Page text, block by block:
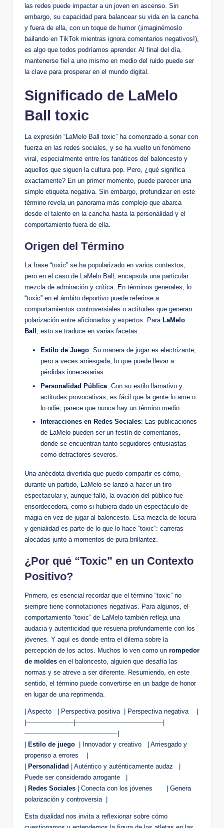
las redes⁣ puede impactar a un joven en ascenso. Sin
embargo, su capacidad para balancear su vida en la cancha
y fuera de ella, con un toque de humor (¡imaginémoslo
bailando en TikTok mientras ​ignora comentarios negativos!),
es algo ⁢que todos⁤ podríamos​ aprender. Al ⁣final ‌del día,
mantenerse fiel a ‍uno mismo en medio del ruido puede ser
la clave para prosperar ⁤en‌ el⁤ mundo digital.
Significado de LaMelo
Ball toxic
La expresión “LaMelo Ball toxic” ha comenzado‌ a ⁣sonar con⁤
fuerza ​en⁢ las redes sociales, y ​se‌ ha vuelto un fenómeno
viral, especialmente ‍entre los fanáticos⁤ del baloncesto y
‍aquellos que siguen la cultura pop. Pero, ¿qué‍ significa
exactamente? En un ‍primer ⁣momento, puede parecer una
‍simple ⁣etiqueta negativa. Sin embargo, profundizar en este
término revela un panorama ‍más complejo que abarca​
desde el⁣ talento en la cancha hasta la personalidad y el
comportamiento fuera de ella.
Origen del Término
La frase “toxic” se ha popularizado en ‍varios⁤ contextos,
pero en el ⁣caso de LaMelo Ball,⁣ encapsula una particular
mezcla de admiración ​y crítica. En términos⁤ generales, lo
“toxic” en el ⁣ámbito ⁤deportivo puede referirse​ a
comportamientos controversiales o actitudes que generan
polarización entre ⁣aficionados y expertos. Para⁤ LaMelo
Ball , ⁤esto se⁣ traduce en varias facetas:
Estilo de Juego:⁢ Su manera de jugar es ‍electrizante,
pero a veces arriesgada, lo que puede llevar ⁢a⁣
pérdidas innecesarias.
Personalidad Pública:‌ Con su estilo llamativo y
actitudes provocativas, es fácil​ que​ la gente lo‌ ame o
lo odie, parece que nunca hay un término medio.
Interacciones en⁢ Redes Sociales:⁤ Las publicaciones
de LaMelo pueden ser​ un festín de comentarios,
donde se encuentran tanto seguidores entusiastas
como detractores severos.
Una anécdota divertida que puedo compartir es cómo,
durante un partido, LaMelo se lanzó a hacer ⁣un⁣ tiro
espectacular y, aunque falló, la ovación del público fue
ensordecedora, ⁢como si hubiera⁣ dado‌ un espectáculo de
magia en vez de jugar al baloncesto. Esa mezcla⁣ de locura
y genialidad es parte ‌de lo que lo⁢ hace “toxic”: carreras
alocadas junto a momentos de pura‍ brillantez.
¿Por qué “Toxic” en un Contexto
Positivo?
Primero, es‌ esencial ⁢recordar que el término “toxic” no
siempre tiene connotaciones negativas. Para algunos, el
⁣comportamiento “toxic” de LaMelo ⁣también refleja una
audacia y autenticidad que resuena profundamente con los
jóvenes. Y aquí es donde entra el ‍dilema sobre la
percepción de los actos. Muchos lo ven como un‍ rompedor
⁤de ​moldes en el ⁣baloncesto, alguien que desafía las
normas y se atreve a ser diferente. ⁣Resumiendo, en este
sentido, el término puede convertirse en un badge de honor
en lugar⁣ de una reprimenda.
| Aspecto⁤ ​ ‌ | ⁤Perspectiva ⁢positiva ⁣ | Perspectiva negativa ​ ⁤ ​ |
|———————-|—————————————–|
——————————————-|
| Estilo de juego ​ |⁣ Innovador y​ creativo ⁢ ⁢ | Arriesgado y
⁢propenso a errores ⁣ ⁣ ⁤ |
|​ Personalidad | Auténtico y auténticamente ‍audaz ⁣ ​ |
Puede ser considerado arrogante​ ‌⁢ ​ |
| Redes Sociales | Conecta ‍con⁤ los jóvenes ⁢ ​ ‌ ⁤ ⁢ ​ | ⁢Genera
polarización y ⁤controversia ‍ |
Esta dualidad nos ‍invita a⁤ reflexionar sobre cómo